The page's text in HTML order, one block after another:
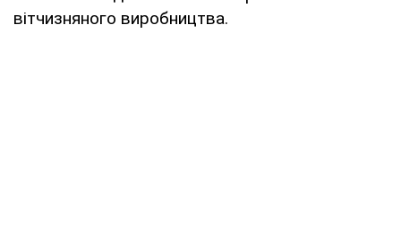
вітчизняного виробництва.